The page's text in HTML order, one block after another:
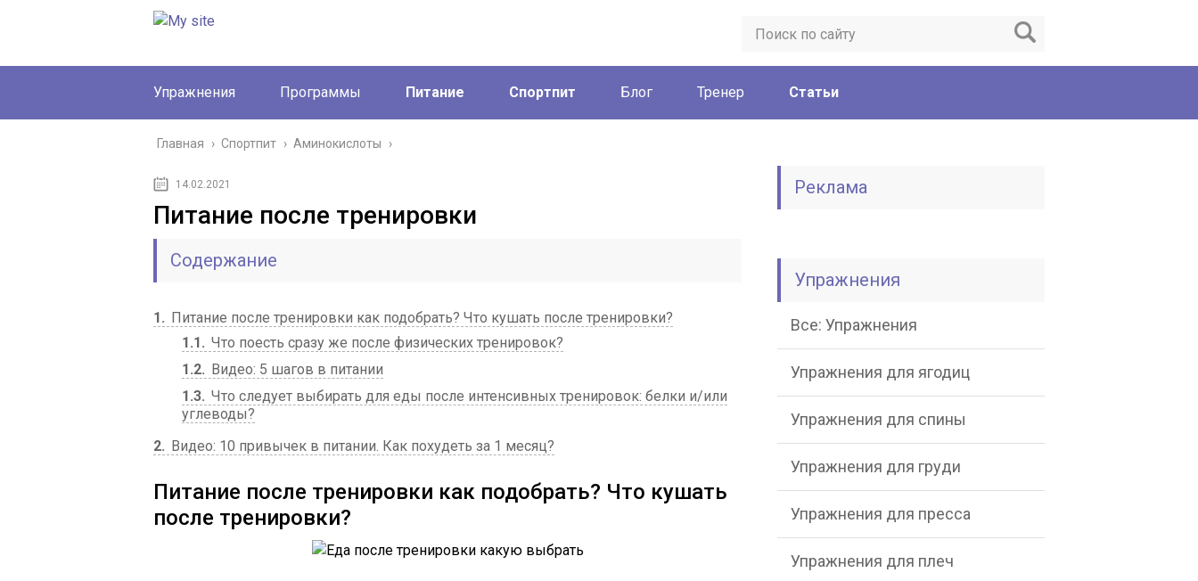
Упражнения Программы Питание Спортпит Блог Тренер Статьи
Главная › Спортпит › Аминокислоты ›
14.02.2021
Питание после тренировки
Содержание
1
Питание после тренировки как подобрать? Что кушать после тренировки?
1.1
Что поесть сразу же после физических тренировок?
1.2
Видео: 5 шагов в питании
1.3 Что следует выбирать для еды после интенсивных тренировок: белки и/или
углеводы?
2
Видео: 10 привычек в питании. Как похудеть за 1 месяц?
Питание после тренировки как подобрать? Что кушать
после тренировки?
Реклама
Упражнения
Все: Упражнения
Упражнения для ягодиц
Упражнения для спины
Упражнения для груди
Упражнения для пресса
Упражнения для плеч